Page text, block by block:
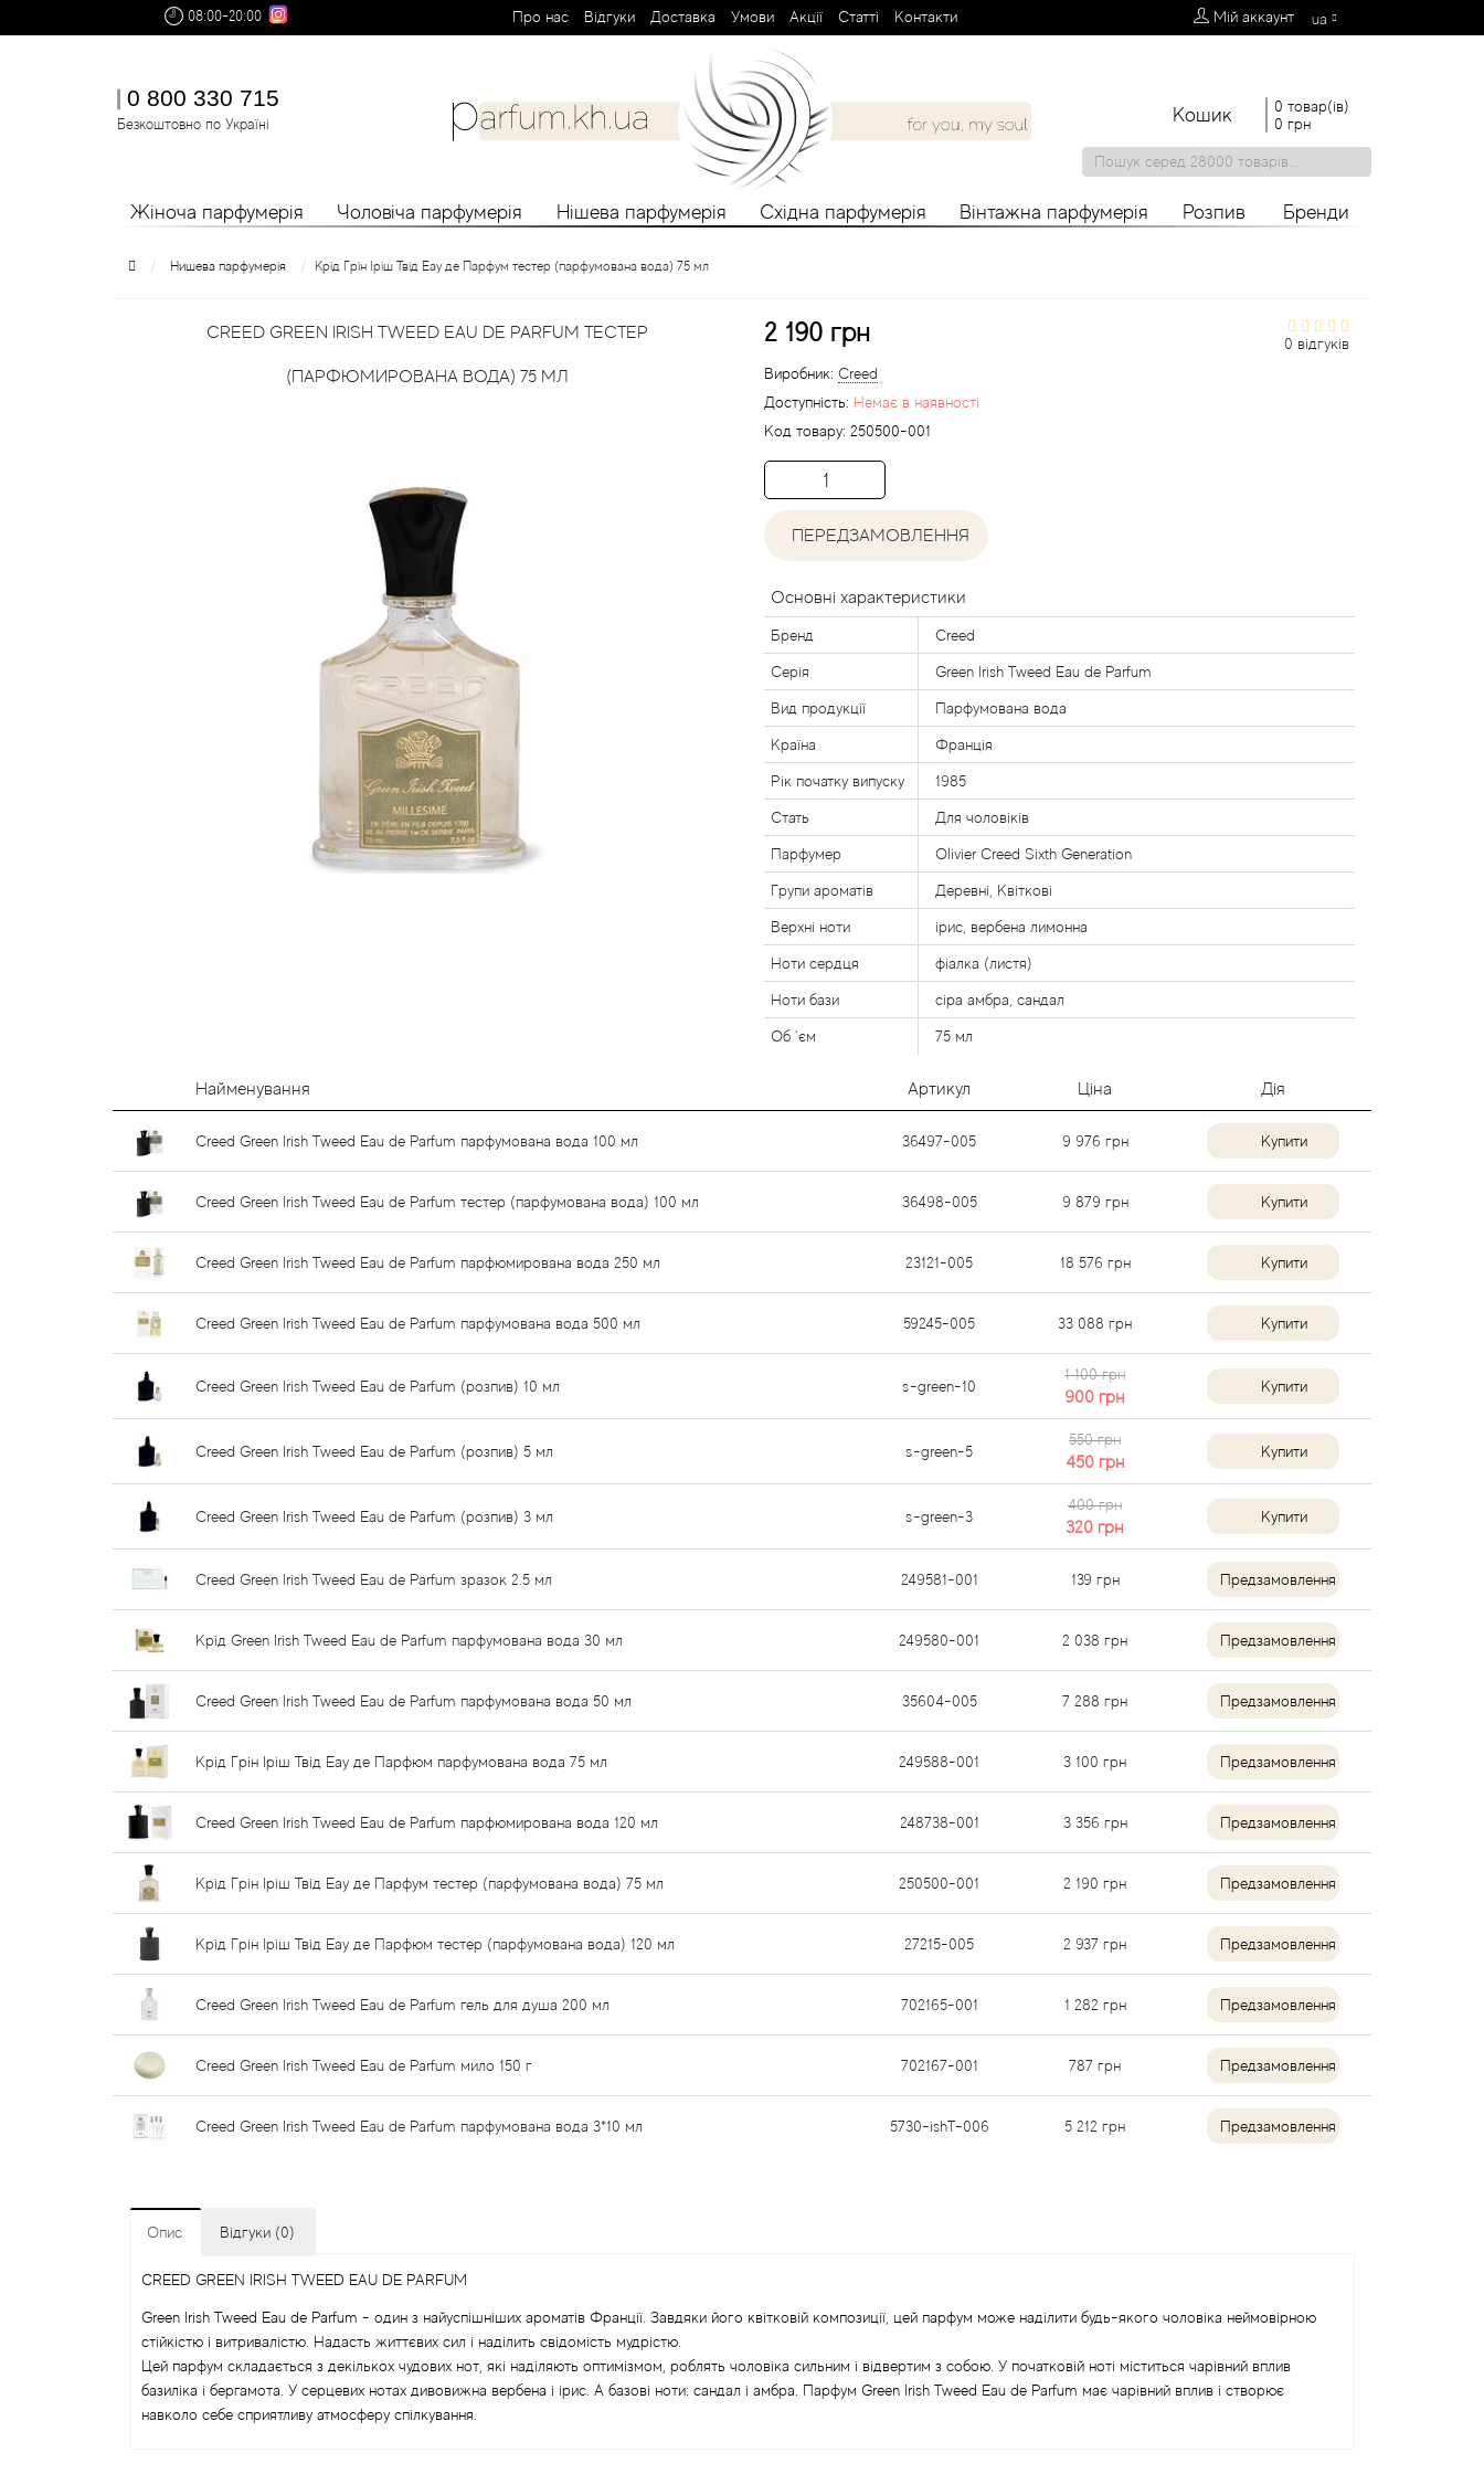
08:00-20:00 Про нас Вiдгуки Доставка Умови Aкції Cтатті Контакти Мій аккаунт ua
0 800 330 715
Безкоштовно по Україні Кошик
0 товар(ів)
0 грн
Жіноча парфумерія Чоловіча парфумерія Нішева парфумерія Східна парфумерія Вінтажна парфумерія Розпив Бренди
Нишева парфумерія Крід Грін Іріш Твід Еау де Парфум тестер (парфумована вода) 75 мл
CREED GREEN IRISH TWEED EAU DE PARFUM ТЕСТЕР
(ПАРФЮМИРОВАНА ВОДА) 75 МЛ
0 відгуків
2 190 грн
Виробник: Creed
Доступність: Немає в наявності
Код товару: 250500-001
ПЕРЕДЗАМОВЛЕННЯ
Основні характеристики
Бренд Creed
Серія Green Irish Tweed Eau de Parfum
Вид продукції Парфумована вода
Країна Франція
Рік початку випуску 1985
Стать Для чоловіків
Парфумер Olivier Creed Sixth Generation
Групи ароматів Деревні, Квіткові
Верхні ноти ірис, вербена лимонна
Ноти сердця фіалка (листя)
Ноти бази сіра амбра, сандал
Об `єм 75 мл
Найменування Артикул Ціна Дія
Creed Green Irish Tweed Eau de Parfum парфумована вода 100 мл 36497-005 9 976 грн Купити
Creed Green Irish Tweed Eau de Parfum тестер (парфумована вода) 100 мл 36498-005 9 879 грн Купити
Creed Green Irish Tweed Eau de Parfum парфюмирована вода 250 мл 23121-005 18 576 грн Купити
Creed Green Irish Tweed Eau de Parfum парфумована вода 500 мл 59245-005 33 088 грн Купити
Creed Green Irish Tweed Eau de Parfum (розпив) 10 мл s-green-10
1 100 грн
900 грн
Купити
Creed Green Irish Tweed Eau de Parfum (розпив) 5 мл s-green-5
550 грн
450 грн
Купити
Creed Green Irish Tweed Eau de Parfum (розпив) 3 мл s-green-3
400 грн
320 грн
Купити
Creed Green Irish Tweed Eau de Parfum зразок 2.5 мл 249581-001 139 грн Предзамовлення
Крід Green Irish Tweed Eau de Parfum парфумована вода 30 мл 249580-001 2 038 грн Предзамовлення
Creed Green Irish Tweed Eau de Parfum парфумована вода 50 мл 35604-005 7 288 грн Предзамовлення
Крід Грін Іріш Твід Еау де Парфюм парфумована вода 75 мл 249588-001 3 100 грн Предзамовлення
Creed Green Irish Tweed Eau de Parfum парфюмирована вода 120 мл 248738-001 3 356 грн Предзамовлення
Крід Грін Іріш Твід Еау де Парфум тестер (парфумована вода) 75 мл 250500-001 2 190 грн Предзамовлення
Крід Грін Іріш Твід Еау де Парфюм тестер (парфумована вода) 120 мл 27215-005 2 937 грн Предзамовлення
Creed Green Irish Tweed Eau de Parfum гель для душа 200 мл 702165-001 1 282 грн Предзамовлення
Creed Green Irish Tweed Eau de Parfum мило 150 г 702167-001 787 грн Предзамовлення
Creed Green Irish Tweed Eau de Parfum парфумована вода 3*10 мл 5730-ishT-006 5 212 грн Предзамовлення
Опис Відгуки (0)
CREED GREEN IRISH TWEED EAU DE PARFUM
Green Irish Tweed Eau de Parfum - один з найуспішніших ароматів Франції. Завдяки його квітковій композиції, цей парфум може наділити будь-якого чоловіка неймовірною
стійкістю і витривалістю. Надасть життєвих сил і наділить свідомість мудрістю.
Цей парфум складається з декількох чудових нот, які наділяють оптимізмом, роблять чоловіка сильним і відвертим з собою. У початковій ноті міститься чарівний вплив
базиліка і бергамота. У серцевих нотах дивовижна вербена і ірис. А базові ноти: сандал і амбра. Парфум Green Irish Tweed Eau de Parfum має чарівний вплив і створює
навколо себе сприятливу атмосферу спілкування.